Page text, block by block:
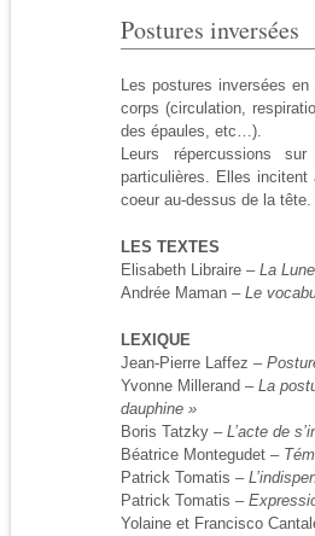
Postures inversées
Les postures inversées
corps (circulation,
des épaules, etc…).
Leurs répercussions
particulières. Elles
coeur au-dessus de la tête.
LES TEXTES
Elisabeth Libraire – La
Andrée Maman – Le
LEXIQUE
Jean-Pierre Laffez –
Yvonne Millerand –La
dauphine »
Boris Tatzky – L’acte de
Béatrice Montegudet –
Patrick Tomatis –
Patrick Tomatis –
Yolaine et Francisco